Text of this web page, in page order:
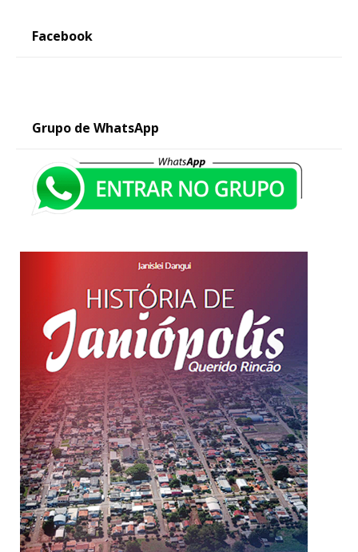
Facebook
Grupo de WhatsApp